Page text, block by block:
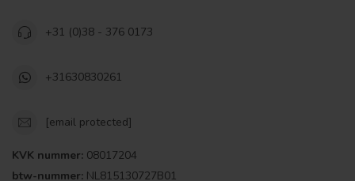
+31 (0)38 - 376 0173
+31630830261
[email protected]
KVK nummer: 08017204
btw-nummer: NL815130727B01